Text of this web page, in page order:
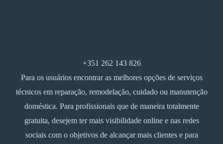
+351 262 143 826
Para os usuários encontrar as melhores opções de serviços
técnicos em reparação, remodelação, cuidado ou manutenção
doméstica. Para profissionais que de maneira totalmente
gratuita, desejem ter mais visibilidade online e nas redes
sociais com o objetivos de alcançar mais clientes e para